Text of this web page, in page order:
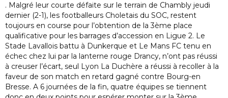
. Malgré leur courte défaite sur le terrain de Chambly jeudi
dernier (2-1), les footballeurs Choletais du SOC, restent
toujours en course pour l’obtention de la 3ème place
qualificative pour les barrages d’accession en Ligue 2. Le
Stade Lavallois battu à Dunkerque et Le Mans FC tenu en
échec chez lui par la lanterne rouge Drancy, n’ont pas réussi
à creuser l’écart, seul Lyon La Duchère a réussi à recoller à la
faveur de son match en retard gagné contre Bourg-en
Bresse. A 6 journées de la fin, quatre équipes se tiennent